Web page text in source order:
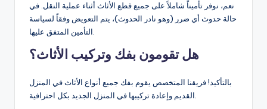
نعم، نوفر تأميناً شاملاً على جميع قطع الأثاث أثناء عملية النقل. في
حالة حدوث أي ضرر (وهو نادر الحدوث)، يتم التعويض وفقاً لسياسة
التأمين المتفق عليها.
هل تقومون بفك وتركيب الأثاث؟
بالتأكيد! فريقنا المتخصص يقوم بفك جميع أنواع الأثاث في المنزل
القديم وإعادة تركيبها في المنزل الجديد بكل احترافية.